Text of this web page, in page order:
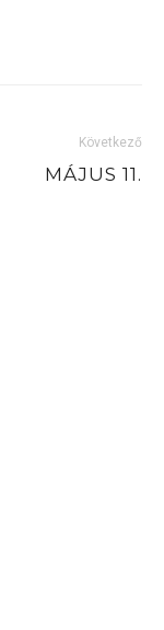
Következő
MÁJUS 11.